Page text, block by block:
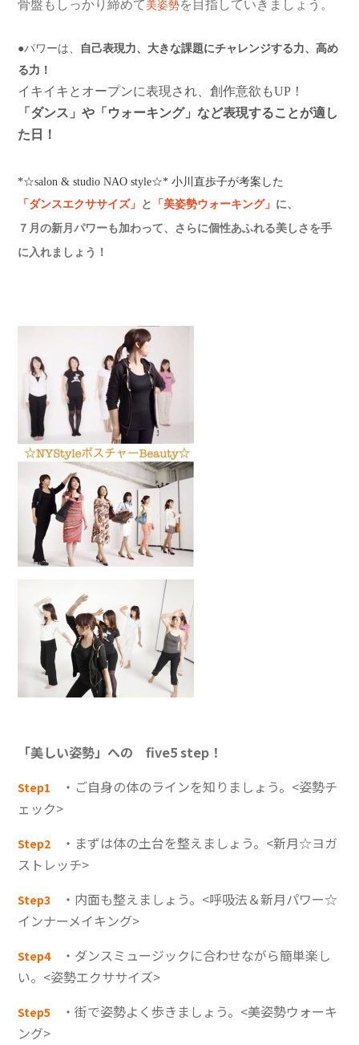
骨盤もしっかり締めて 美姿勢を目指していきましょう。
●パワーは、
自己表現力、大きな課題にチャレンジする力、高め
る力！
イキイキとオープンに表現され、創作意欲もUP！
「ダンス」や「ウォーキング」など表現することが適し
た日！
*☆salon & studio NAO style☆*小川直歩子が考案した
「ダンスエクササイズ」 と 「美姿勢ウォーキング」 に、
７月の新月パワーも加わって、さらに個性あふれる美しさを手
に入れましょう！
「美しい姿勢」への five5 step！
Step1
・ご自身の体のラインを知りましょう。<姿勢チ
ェック>
Step2
・まずは体の土台を整えましょう。<新月☆ヨガ
ストレッチ>
Step3
・内面も整えましょう。<呼吸法＆新月パワー☆
インナーメイキング>
Step4
・ダンスミュージックに合わせながら簡単楽し
い。<姿勢エクササイズ>
Step5
・街で姿勢よく歩きましょう。<美姿勢ウォーキ
ング>